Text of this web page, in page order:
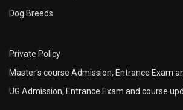
Dog Breeds
Private Policy
Master's course Admission, Entrance Exam
UG Admission, Entrance Exam and course